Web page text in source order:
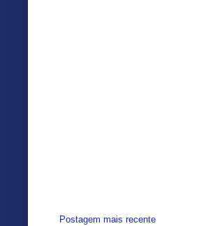
Postagem mais recente